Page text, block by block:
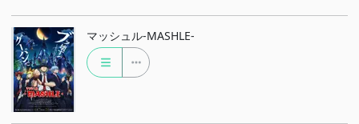
マッシュル-MASHLE-